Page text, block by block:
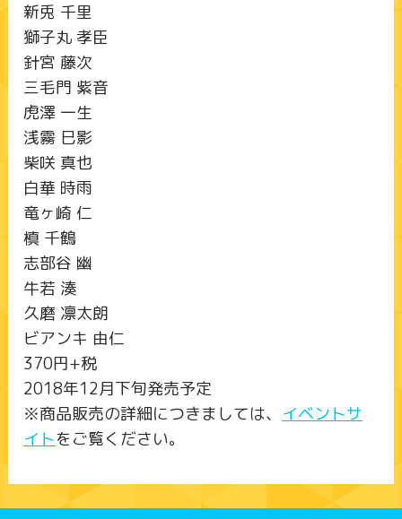
新兎 千里
獅子丸 孝臣
針宮 藤次
三毛門 紫音
虎澤 一生
浅霧 巳影
柴咲 真也
白華 時雨
竜ヶ崎 仁
槙 千鶴
志部谷 幽
牛若 湊
久磨 凛太朗
ビアンキ 由仁
370円+税
2018年12月下旬発売予定
※商品販売の詳細につきましては、 イベントサ
イトをご覧ください。